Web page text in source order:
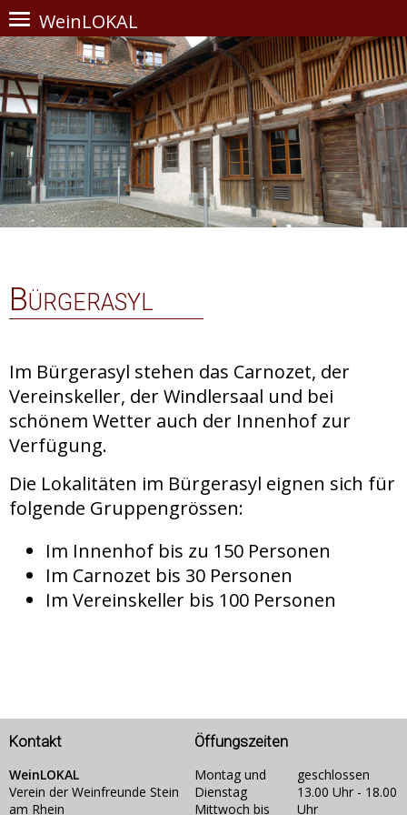
WeinLOKAL
Bürgerasyl
Im Bürgerasyl stehen das Carnozet, der
Vereinskeller, der Windlersaal und bei
schönem Wetter auch der Innenhof zur
Verfügung.
Die Lokalitäten im Bürgerasyl eignen sich für
folgende Gruppengrössen:
Im Innenhof bis zu 150 Personen
Im Carnozet bis 30 Personen
Im Vereinskeller bis 100 Personen
Kontakt
WeinLOKAL
Verein der Weinfreunde Stein
am Rhein
Öffungszeiten
Montag und
Dienstag
Mittwoch bis
geschlossen
13.00 Uhr - 18.00
Uhr